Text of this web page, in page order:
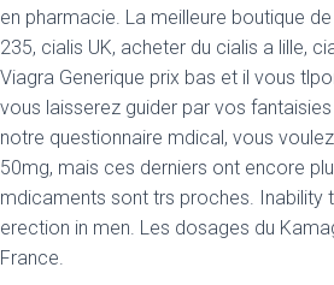
en pharmacie. La meilleure boutique
235, cialis UK, acheter du cialis a lille,
Viagra Generique prix bas et il vous
vous laisserez guider par vos
notre questionnaire mdical, vous
50mg, mais ces derniers ont encore
mdicaments sont trs proches. Inability
erection in men. Les dosages du
France.